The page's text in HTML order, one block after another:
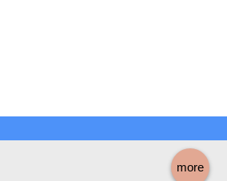
more